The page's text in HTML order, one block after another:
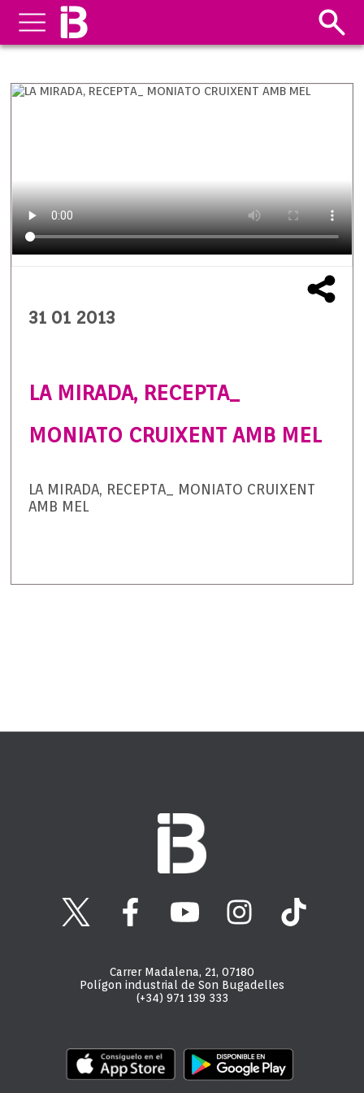
31 01 2013
LA MIRADA, RECEPTA_
MONIATO CRUIXENT AMB MEL
LA MIRADA, RECEPTA_ MONIATO CRUIXENT
AMB MEL
Carrer Madalena, 21, 07180
Polígon industrial de Son Bugadelles
(+34) 971 139 333